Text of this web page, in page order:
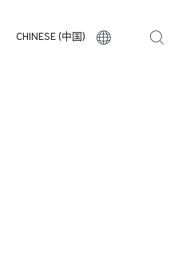
CHINESE (中国)